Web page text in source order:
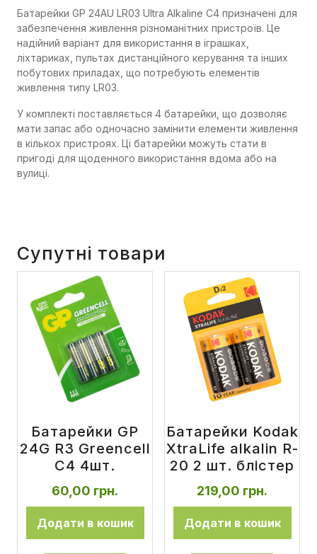
Батарейки GP 24AU LR03 Ultra Alkaline C4 призначені для
забезпечення живлення різноманітних пристроїв. Це
надійний варіант для використання в іграшках,
ліхтариках, пультах дистанційного керування та інших
побутових приладах, що потребують елементів
живлення типу LR03.
У комплекті поставляється 4 батарейки, що дозволяє
мати запас або одночасно замінити елементи живлення
в кількох пристроях. Ці батарейки можуть стати в
пригоді для щоденного використання вдома або на
вулиці.
Супутні товари
Батарейки GP
24G R3 Greencell
C4 4шт.
60,00 грн.
Додати в кошик
Батарейки Kodak
XtraLife alkalin R-
20 2 шт. блістер
219,00 грн.
Додати в кошик